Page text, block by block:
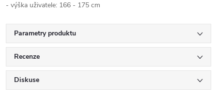
- výška uživatele: 166 - 175 cm
Parametry produktu
Recenze
Diskuse